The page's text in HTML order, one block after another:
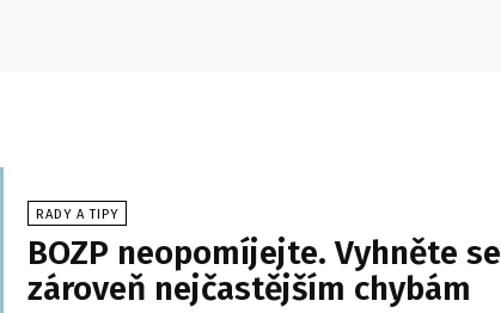
RADY A TIPY
BOZP neopomíjejte. Vyhněte se
zároveň nejčastějším chybám